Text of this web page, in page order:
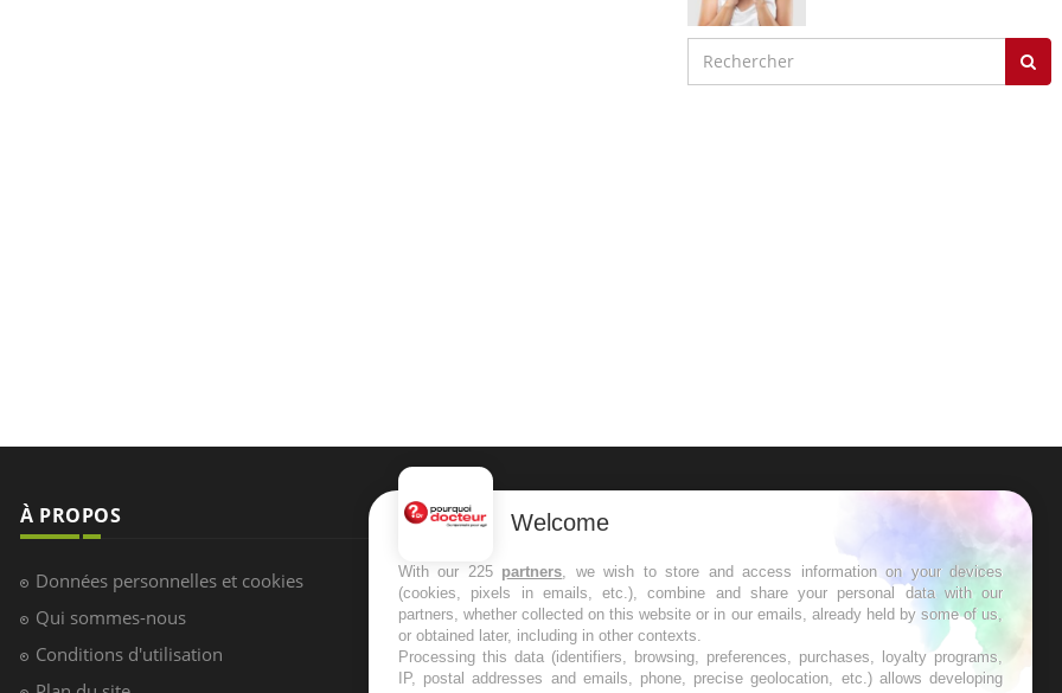
À PROPOS
Données personnelles et cookies
Qui sommes-nous
Conditions d'utilisation
NEWSLETTER
Recevez toutes les semaines les meilleures
infos santé
Welcome
With our 225 partners, we wish to store and access information on your devices
(cookies, pixels in emails, etc.), combine and share your personal data with our
partners, whether collected on this website or in our emails, already held by some of us,
or obtained later, including in other contexts.
Processing this data (identifiers, browsing, preferences, purchases, loyalty programs,
IP, postal addresses and emails, phone, precise geolocation, etc.) allows developing